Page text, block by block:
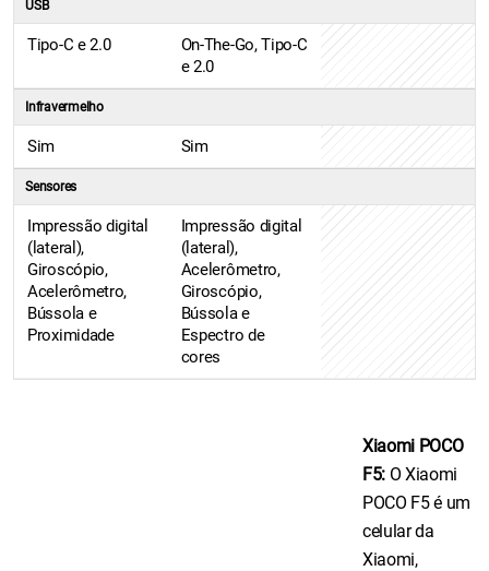
USB
Tipo-C e 2.0
On-The-Go, Tipo-C
e 2.0
Infravermelho
Sim Sim
Sensores
Impressão digital
(lateral),
Giroscópio,
Acelerômetro,
Bússola e
Proximidade
Impressão digital
(lateral),
Acelerômetro,
Giroscópio,
Bússola e
Espectro de
cores
Xiaomi POCO
F5: O Xiaomi
POCO F5 é um
celular da
Xiaomi,